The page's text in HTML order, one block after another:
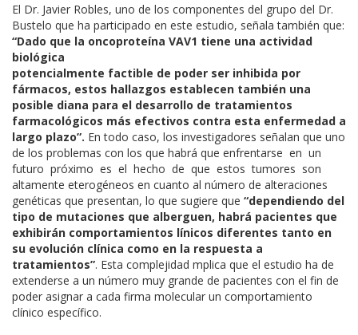
El Dr. Javier Robles, uno de los componentes del grupo del Dr.
Bustelo que ha participado en este estudio, señala también que:
“Dado que la oncoproteína VAV1 tiene una actividad
biológica
potencialmente factible de poder ser inhibida por
fármacos, estos hallazgos establecen también una
posible diana para el desarrollo de tratamientos
farmacológicos más efectivos contra esta enfermedad a
largo plazo”. En todo caso, los investigadores señalan que uno
de los problemas con los que habrá que enfrentarse en un
futuro próximo es el hecho de que estos tumores son
altamente eterogéneos en cuanto al número de alteraciones
genéticas que presentan, lo que sugiere que “dependiendo del
tipo de mutaciones que alberguen, habrá pacientes que
exhibirán comportamientos línicos diferentes tanto en
su evolución clínica como en la respuesta a
tratamientos”. Esta complejidad mplica que el estudio ha de
extenderse a un número muy grande de pacientes con el fin de
poder asignar a cada firma molecular un comportamiento
clínico específico.